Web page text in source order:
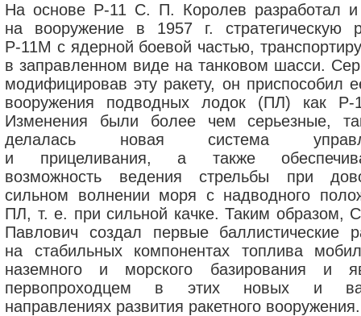
На основе Р-11 С. П. Королев разработал
на вооружение в 1957 г. стратегическую
Р-11М с ядерной боевой частью,
в заправленном виде на танковом шасси.
модифицировав эту ракету, он приспособил
вооружения подводных лодок (ПЛ) как Р-
Изменения были более чем серьезные,
делалась новая система
и прицеливания, а также
возможность ведения стрельбы при
сильном волнении моря с надводного
ПЛ, т. е. при сильной качке. Таким образом,
Павлович создал первые баллистические
на стабильных компонентах топлива
наземного и морского базирования и
первопроходцем в этих новых и
направлениях развития ракетного вооружения.